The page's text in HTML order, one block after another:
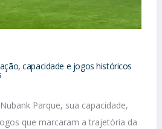
capacidade e jogos históricos
Parque, sua capacidade,
que marcaram a trajetória da